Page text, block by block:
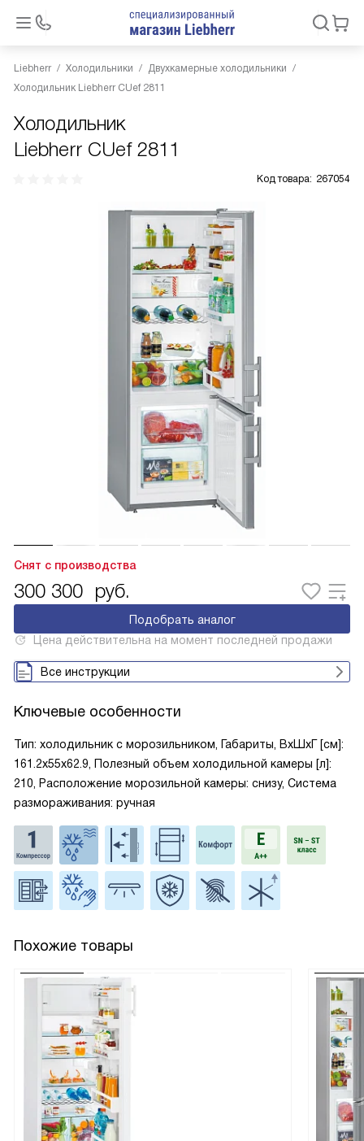
Liebherr Холодильники
Двухкамерные холодильники
Холодильник Liebherr CUef 2811
Холодильник
Liebherr CUef 2811
Код товара: 267054
Снят с производства
300 300 руб.
Подобрать аналог
Цена действительна на момент последней продажи
Все инструкции
Ключевые особенности
Тип: холодильник с морозильником, Габариты, ВxШxГ [см]:
161.2x55x62.9, Полезный объем холодильной камеры [л]:
210, Расположение морозильной камеры: снизу, Система
размораживания: ручная
Похожие товары